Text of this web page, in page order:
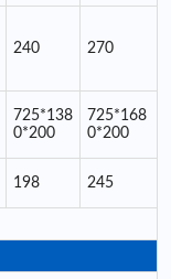
240 270
725*138
0*200
725*168
0*200
198 245